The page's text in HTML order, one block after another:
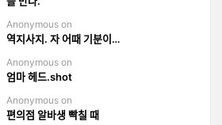
Anonymous on
역지사지. 자 어때 기분이…
Anonymous on
엄마 헤드.shot
Anonymous on
편의점 알바생 빡칠 때